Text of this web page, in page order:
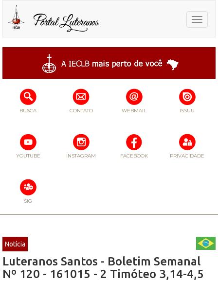
Toggle
BUSCA CONTATO WEBMAIL ISSUU
YOUTUBE INSTAGRAM FACEBOOK PRIVACIDADE
SIG
Notícia
Luteranos Santos - Boletim Semanal
Nº 120 - 161015 - 2 Timóteo 3,14-4,5